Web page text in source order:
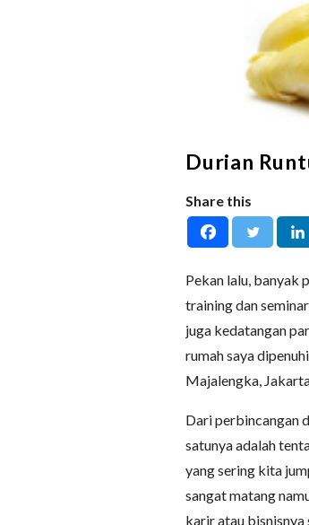
Durian
Share this
Pekan lalu, banyak
training dan
juga kedatangan
rumah saya
Majalengka,
Dari perbincangan
satunya adalah
yang sering kita
sangat matang
karir atau bisnisnya